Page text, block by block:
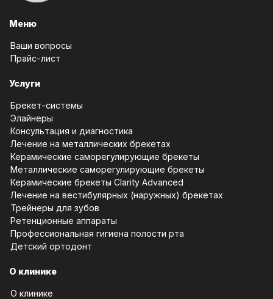
Меню
Ваши вопросы
Прайс-лист
Услуги
Брекет-системы
Элайнеры
Консультация и диагностика
Лечение на металлических брекетах
Керамические саморегулирующие брекеты
Металлические саморегулирующие брекеты
Керамические брекеты Clarity Advanced
Лечение на вестибулярных (наружных) брекетах
Трейнеры для зубов
Ретенционные аппараты
Профессиональная гигиена полости рта
Детский ортодонт
О клинике
О клинике